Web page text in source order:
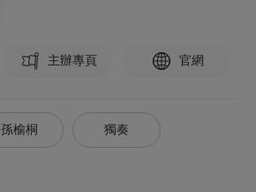
主辦專頁 官網
孫榆桐 獨奏